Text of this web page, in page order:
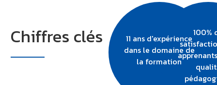
Chiffres clés
11 ans d'expérience
dans le domaine de
la formation
100%